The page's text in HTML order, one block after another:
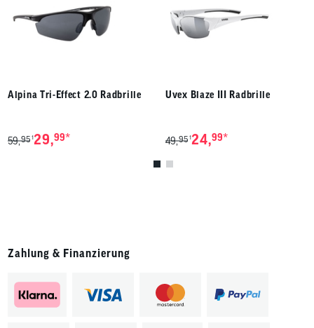
Alpina Tri-Effect 2.0 Radbrille
59,95 129,99*
Uvex Blaze III Radbrille
49,95 124,99*
Zahlung & Finanzierung